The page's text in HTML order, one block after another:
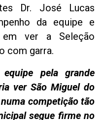
Dr. José Lucas
da equipe e
em ver a Seleção
com garra.
pela grande
ver São Miguel do
competição tão
segue firme no